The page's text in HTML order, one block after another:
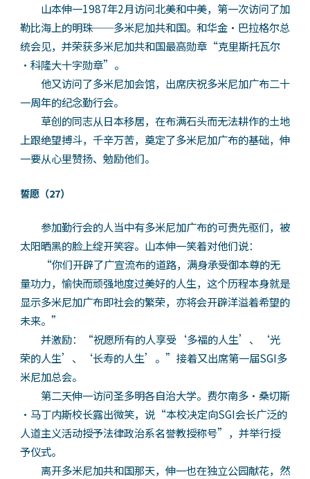
山本伸一1987年2月访问北美和中美，第一次访问了加
勒比海上的明珠──多米尼加共和国。和华金·巴拉格尔总
统会见，并荣获多米尼加共和国最高勋章“克里斯托瓦尔
·科隆大十字勋章”。
他又访问了多米尼加会馆，出席庆祝多米尼加广布二十
一周年的纪念勤行会。
草创的同志从日本移居，在布满石头而无法耕作的土地
上跟绝望搏斗，千辛万苦，奠定了多米尼加广布的基础，伸
一要从心里赞扬、勉励他们。
誓愿（27）
参加勤行会的人当中有多米尼加广布的可贵先驱们，被
太阳晒黑的脸上绽开笑容。山本伸一笑着对他们说：
“你们开辟了广宣流布的道路，满身承受御本尊的无
量功力，愉快而顽强地度过美好的人生，这个历程本身就是
显示多米尼加广布即社会的繁荣，亦将会开辟洋溢着希望的
未来。”
并激励：“祝愿所有的人享受‘多福的人生’、‘光
荣的人生’、‘长寿的人生’。”接着又出席第一届SGI多
米尼加总会。
第二天伸一访问圣多明各自治大学。费尔南多·桑切斯
·马丁内斯校长露出微笑，说“本校决定向SGI会长广泛的
人道主义活动授予法律政治系名誉教授称号”，并举行授
予仪式。
离开多米尼加共和国那天，伸一也在独立公园献花，然